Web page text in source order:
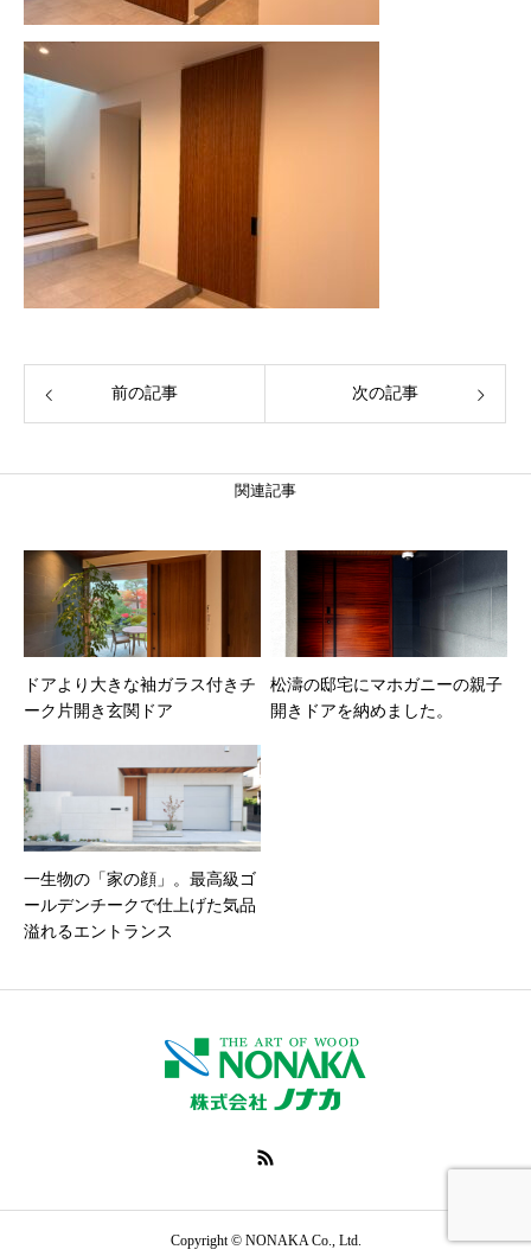
前の記事 次の記事
関連記事
ドアより大きな袖ガラス付きチ
ーク片開き玄関ドア
松濤の邸宅にマホガニーの親子
開きドアを納めました。
一生物の「家の顔」。最高級ゴ
ールデンチークで仕上げた気品
溢れるエントランス
Copyright © NONAKA Co., Ltd.
オンラインでお問い